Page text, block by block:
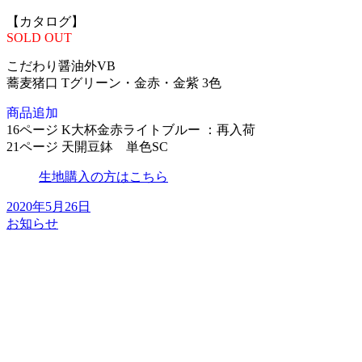
【カタログ】
SOLD OUT
こだわり醤油外VB
蕎麦猪口 Tグリーン・金赤・金紫 3色
商品追加
16ページ K大杯金赤ライトブルー ：再入荷
21ページ 天開豆鉢 単色SC
生地購入の方はこちら
2020年5月26日
お知らせ